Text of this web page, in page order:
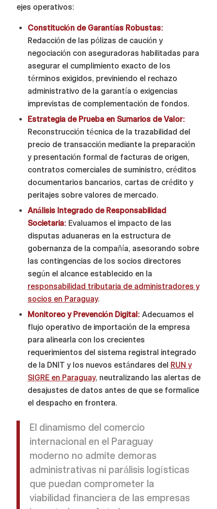
ejes operativos:
Constitución de Garantías Robustas:
Redacción de las pólizas de caución y
negociación con aseguradoras habilitadas para
asegurar el cumplimiento exacto de los
términos exigidos, previniendo el rechazo
administrativo de la garantía o exigencias
imprevistas de complementación de fondos.
Estrategia de Prueba en Sumarios de Valor:
Reconstrucción técnica de la trazabilidad del
precio de transacción mediante la preparación
y presentación formal de facturas de origen,
contratos comerciales de suministro, créditos
documentarios bancarios, cartas de crédito y
peritajes sobre valores de mercado.
Análisis Integrado de Responsabilidad
Societaria: Evaluamos el impacto de las
disputas aduaneras en la estructura de
gobernanza de la compañía, asesorando sobre
las contingencias de los socios directores
según el alcance establecido en la
responsabilidad tributaria de administradores y
socios en Paraguay.
Monitoreo y Prevención Digital: Adecuamos el
flujo operativo de importación de la empresa
para alinearla con los crecientes
requerimientos del sistema registral integrado
de la DNIT y los nuevos estándares del RUN y
SIGRE en Paraguay, neutralizando las alertas de
desajustes de datos antes de que se formalice
el despacho en frontera.
El dinamismo del comercio
internacional en el Paraguay
moderno no admite demoras
administrativas ni parálisis logísticas
que puedan comprometer la
viabilidad financiera de las empresas